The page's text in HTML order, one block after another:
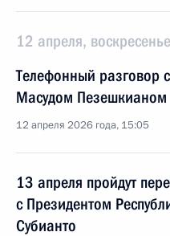
12 апреля, воскресенье
Телефонный разговор
Масудом Пезешкианом
12 апреля 2026 года, 15:05
13 апреля пройдут
с Президентом
Субианто